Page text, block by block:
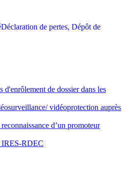
Déclaration de pertes, Dépôt de
d'enrôlement de dossier dans les
vidéoprotection auprès
d’un promoteur
IRES-RDEC